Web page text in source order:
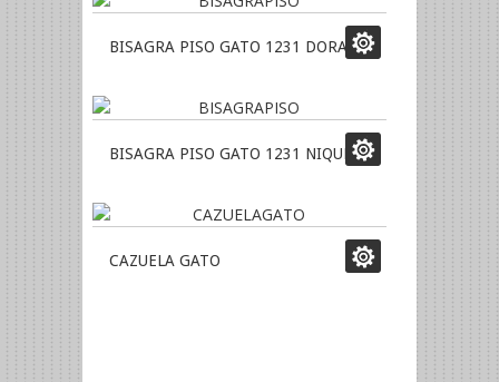
BISAGRA PISO GATO 1231 DORADA
BISAGRA PISO GATO 1231 NIQUEL
CAZUELA GATO